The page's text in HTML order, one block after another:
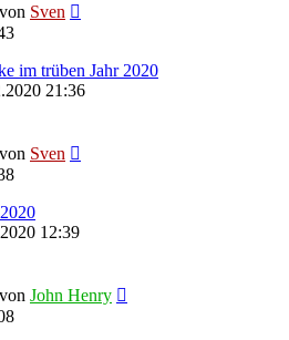
von Sven
im trüben Jahr 2020
21:36
von Sven
12:39
von John Henry